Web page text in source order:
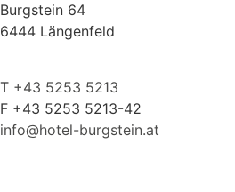
Burgstein 64
6444 Längenfeld
T +43 5253 5213
F +43 5253 5213-42
info@hotel-burgstein.at